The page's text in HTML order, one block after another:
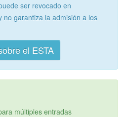
ser revocado en
no garantiza la admisión a los
el ESTA
múltiples entradas